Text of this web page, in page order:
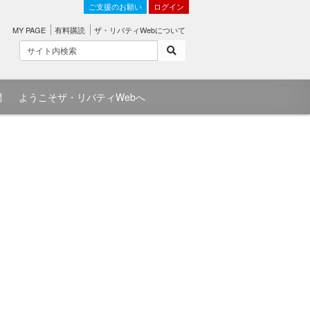
ご支援のお願い ログイン
MY PAGE 有料購読 ザ・リバティWebについて
ようこそザ・リバティWebへ